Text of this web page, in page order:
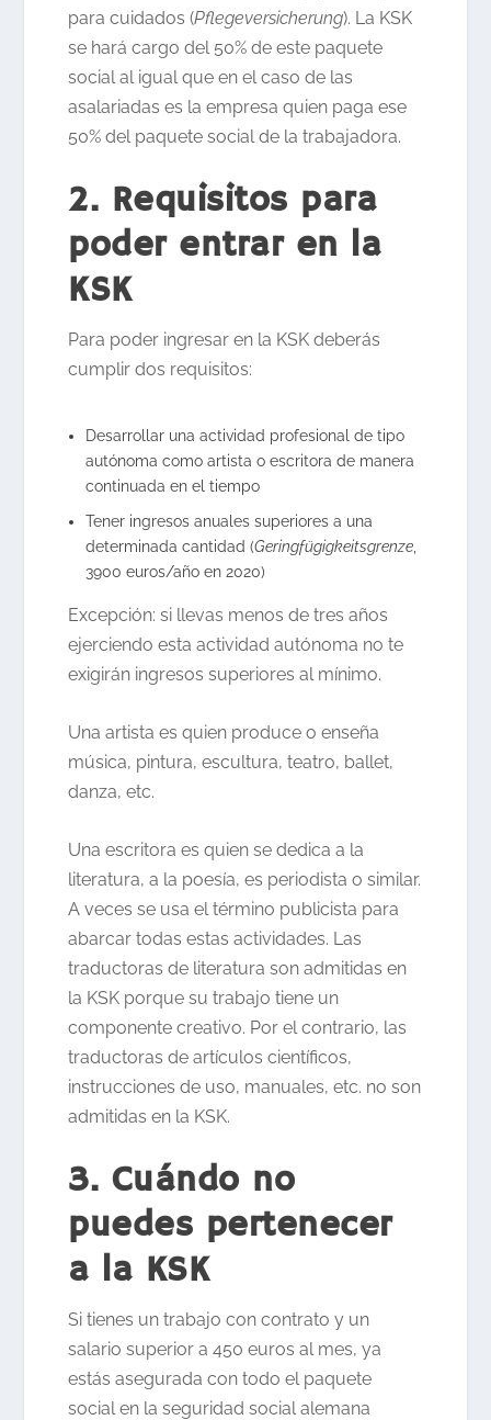
para cuidados (Pflegeversicherung). La KSK
se hará cargo del 50% de este paquete
social al igual que en el caso de las
asalariadas es la empresa quien paga ese
50% del paquete social de la trabajadora.
2. Requisitos para
poder entrar en la
KSK
Para poder ingresar en la KSK deberás
cumplir dos requisitos:
Desarrollar una actividad profesional de tipo
autónoma como artista o escritora de manera
continuada en el tiempo
Tener ingresos anuales superiores a una
determinada cantidad (Geringfügigkeitsgrenze,
3900 euros/año en 2020)
Excepción: si llevas menos de tres años
ejerciendo esta actividad autónoma no te
exigirán ingresos superiores al mínimo.
Una artista es quien produce o enseña
música, pintura, escultura, teatro, ballet,
danza, etc.
Una escritora es quien se dedica a la
literatura, a la poesía, es periodista o similar.
A veces se usa el término publicista para
abarcar todas estas actividades. Las
traductoras de literatura son admitidas en
la KSK porque su trabajo tiene un
componente creativo. Por el contrario, las
traductoras de artículos científicos,
instrucciones de uso, manuales, etc. no son
admitidas en la KSK.
3. Cuándo no
puedes pertenecer
a la KSK
Si tienes un trabajo con contrato y un
salario superior a 450 euros al mes, ya
estás asegurada con todo el paquete
social en la seguridad social alemana